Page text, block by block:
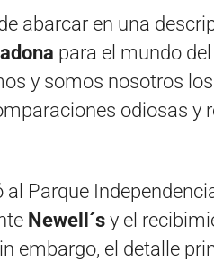
abarcar en una
para el mundo
y somos nosotros
odiosas y
al Parque
Newell´s y el
embargo, el detalle